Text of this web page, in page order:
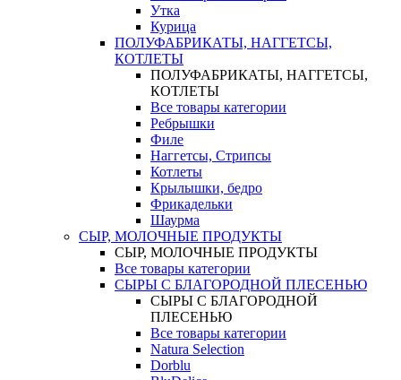
Утка
Курица
ПОЛУФАБРИКАТЫ, НАГГЕТСЫ,
КОТЛЕТЫ
ПОЛУФАБРИКАТЫ, НАГГЕТСЫ,
КОТЛЕТЫ
Все товары категории
Ребрышки
Филе
Наггетсы, Стрипсы
Котлеты
Крылышки, бедро
Фрикадельки
Шаурма
СЫР, МОЛОЧНЫЕ ПРОДУКТЫ
СЫР, МОЛОЧНЫЕ ПРОДУКТЫ
Все товары категории
СЫРЫ С БЛАГОРОДНОЙ ПЛЕСЕНЬЮ
СЫРЫ С БЛАГОРОДНОЙ
ПЛЕСЕНЬЮ
Все товары категории
Natura Selection
Dorblu